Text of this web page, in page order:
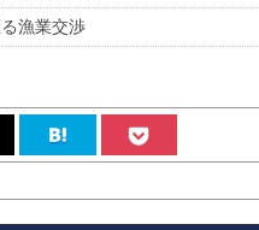
漁業交渉